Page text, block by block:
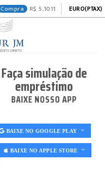
Compra 5,1011 EURO(PTAX)
Faça simulação de
empréstimo
BAIXE NOSSO APP
BAIXE NO GOOGLE PLAY
BAIXE NO APPLE STORE